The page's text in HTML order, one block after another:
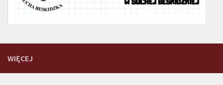
WIĘCEJ